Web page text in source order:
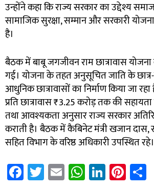
उन्होंने कहा कि राज्य सरकार का उद्देश्य
सामाजिक सुरक्षा, सम्मान और सरकारी
है।
बैठक में बाबू जगजीवन राम छात्रावास योजना
गई। योजना के तहत अनुसूचित जाति के
आधुनिक छात्रावासों का निर्माण किया जा
प्रति छात्रावास ₹3.25 करोड़ तक की
तथा आवश्यकता अनुसार राज्य सरकार
कराती है। बैठक में कैबिनेट मंत्री खजान
सहित विभाग के वरिष्ठ अधिकारी उपस्थित रहे।
Fa T E W Li Pi